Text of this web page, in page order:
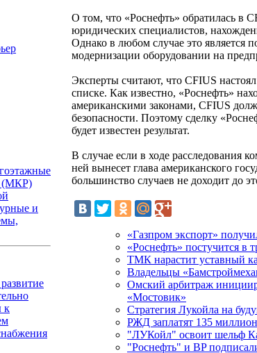
(МКР)
и
к
О том, что «Роснефть» обратилась в
юридических специалистов,
Однако в любом случае это является
модернизации оборудовании на
Эксперты считают, что CFIUS
списке. Как известно, «Роснефть»
американскими законами, CFIUS
безопасности. Поэтому сделку
будет известен результат.
В случае если в ходе расследования
ней вынесет глава американского
большинство случаев не доходит до
«Газпром экспорт»
«Роснефть» постучится в
ТМК нарастит уставный
Владельцы
Омский арбитраж
«Мостовик»
Стратегия Лукойла на
РЖД заплатят 135
"ЛУКойл" освоит шельф
"Роснефть" и BP